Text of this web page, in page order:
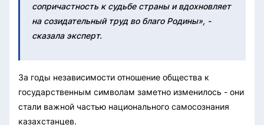
сопричастность к судьбе страны и вдохновляет
на созидательный труд во благо Родины», -
сказала эксперт.
За годы независимости отношение общества к
государственным символам заметно изменилось - они
стали важной частью национального самосознания
казахстанцев.